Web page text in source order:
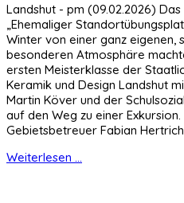
Landshut - pm (09.02.2026)
„Ehemaliger
Winter von einer ganz eigenen,
besonderen Atmosphäre
ersten Meisterklasse der
Keramik und Design Landshut
Martin Köver und der
auf den Weg zu einer
Gebietsbetreuer Fabian Hertrich.
Weiterlesen ...